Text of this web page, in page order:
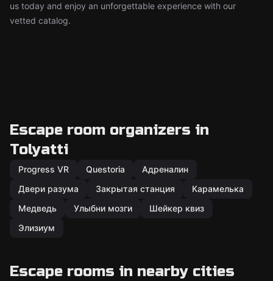
us today and enjoy an unforgettable experience with our
vetted catalog.
Escape room organizers in
Tolyatti
Progress VR Questoria
Адреналин
Двери разума
Закрытая станция
Карамелька
Медведь
Улыбни мозги
Шейкер квиз
Элизиум
Escape rooms in nearby cities